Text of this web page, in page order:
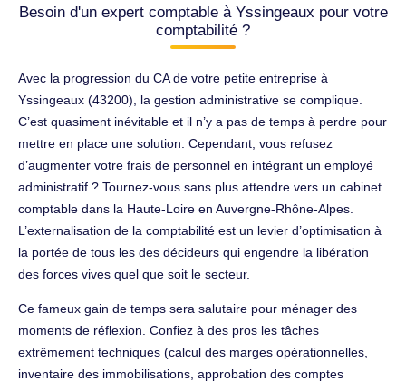
Besoin d'un expert comptable à Yssingeaux pour votre
comptabilité ?
Avec la progression du CA de votre petite entreprise à
Yssingeaux (43200), la gestion administrative se complique.
C’est quasiment inévitable et il n’y a pas de temps à perdre pour
mettre en place une solution. Cependant, vous refusez
d’augmenter votre frais de personnel en intégrant un employé
administratif ? Tournez-vous sans plus attendre vers un cabinet
comptable dans la Haute-Loire en Auvergne-Rhône-Alpes.
L’externalisation de la comptabilité est un levier d’optimisation à
la portée de tous les des décideurs qui engendre la libération
des forces vives quel que soit le secteur.
Ce fameux gain de temps sera salutaire pour ménager des
moments de réflexion. Confiez à des pros les tâches
extrêmement techniques (calcul des marges opérationnelles,
inventaire des immobilisations, approbation des comptes